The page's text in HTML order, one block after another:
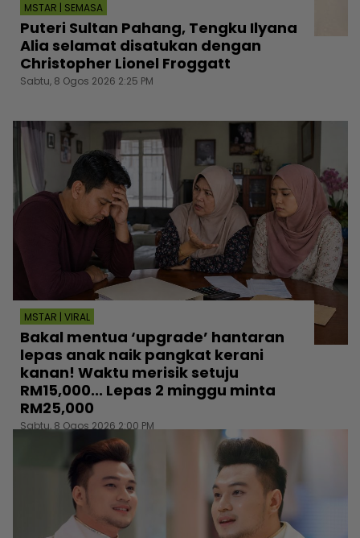
MSTAR | SEMASA
Puteri Sultan Pahang, Tengku Ilyana
Alia selamat disatukan dengan
Christopher Lionel Froggatt
Sabtu, 8 Ogos 2026 2:25 PM
MSTAR | VIRAL
Bakal mentua ‘upgrade’ hantaran
lepas anak naik pangkat kerani
kanan! Waktu merisik setuju
RM15,000... Lepas 2 minggu minta
RM25,000
Sabtu, 8 Ogos 2026 2:00 PM